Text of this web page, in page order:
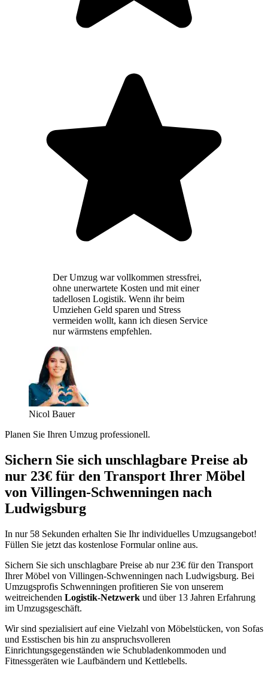
Der Umzug war vollkommen stressfrei,
ohne unerwartete Kosten und mit einer
tadellosen Logistik. Wenn ihr beim
Umziehen Geld sparen und Stress
vermeiden wollt, kann ich diesen Service
nur wärmstens empfehlen.
Nicol Bauer
Planen Sie Ihren Umzug professionell.
Sichern Sie sich unschlagbare Preise ab
nur 23€ für den Transport Ihrer Möbel
von Villingen-Schwenningen nach
Ludwigsburg
In nur 58 Sekunden erhalten Sie Ihr individuelles Umzugsangebot!
Füllen Sie jetzt das kostenlose Formular online aus.
Sichern Sie sich unschlagbare Preise ab nur 23€ für den Transport
Ihrer Möbel von Villingen-Schwenningen nach Ludwigsburg. Bei
Umzugsprofis Schwenningen profitieren Sie von unserem
weitreichenden Logistik-Netzwerk und über 13 Jahren Erfahrung
im Umzugsgeschäft.
Wir sind spezialisiert auf eine Vielzahl von Möbelstücken, von Sofas
und Esstischen bis hin zu anspruchsvolleren
Einrichtungsgegenständen wie Schubladenkommoden und
Fitnessgeräten wie Laufbändern und Kettlebells.